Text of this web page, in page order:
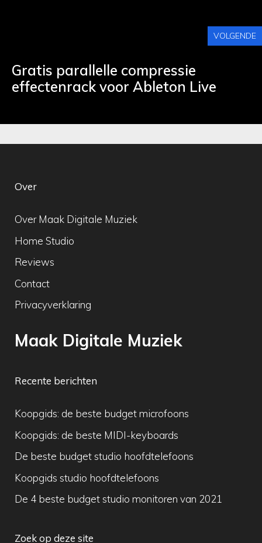
VOLGENDE
Gratis parallelle compressie
effectenrack voor Ableton Live
Over
Over Maak Digitale Muziek
Home Studio
Reviews
Contact
Privacyverklaring
Maak Digitale Muziek
Recente berichten
Koopgids: de beste budget microfoons
Koopgids: de beste MIDI-keyboards
De beste budget studio hoofdtelefoons
Koopgids studio hoofdtelefoons
De 4 beste budget studio monitoren van 2021
Zoek op deze site